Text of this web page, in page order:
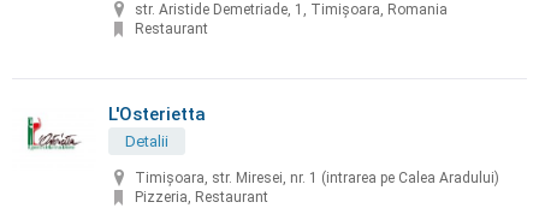
str. Aristide Demetriade, 1, Timișoara, Romania
Restaurant
L'Osterietta
Detalii
Timișoara, str. Miresei, nr. 1 (intrarea pe Calea Aradului)
Pizzeria, Restaurant